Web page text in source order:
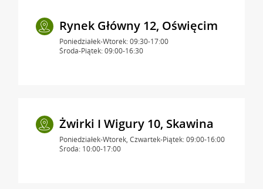
Rynek Główny 12, Oświęcim
Poniedziałek-Wtorek: 09:30-17:00
Środa-Piątek: 09:00-16:30
Żwirki I Wigury 10, Skawina
Poniedziałek-Wtorek, Czwartek-Piątek: 09:00-16:00
Środa: 10:00-17:00